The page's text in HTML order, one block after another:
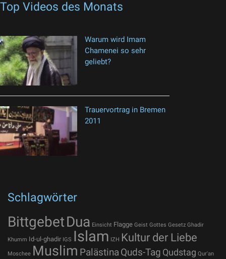
Top Videos des Monats
Warum wird Imam
Chamenei so sehr
geliebt?
Trauervortrag in Bremen
2011
Schlagwörter
BittgebetDua Einsicht Flagge Geist Gottes Gesetz Ghadir
Khumm Id-ul-ghadir IGS Islam IZH Kultur der Liebe
Moschee Muslim Palästina Quds-Tag Qudstag Qur'an